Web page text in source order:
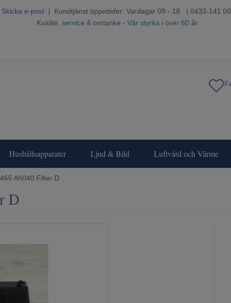
Skicka e-post | Kundtjänst öppettider: Vardagar 09 - 18 | 0433-141 00
Kvalité, service & omtanke - Vår styrka i över 60 år
Hushållsapparater Ljud & Bild Luftvård och Värme
Ah040 Filter D
D